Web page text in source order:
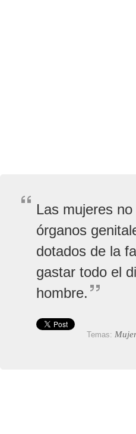
Las mujeres
órganos
dotados de la
gastar todo el
hombre.
Temas: